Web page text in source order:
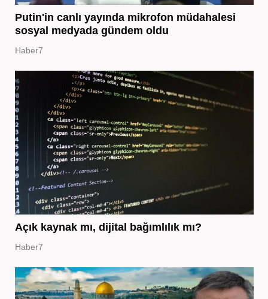
Putin'in canlı yayında mikrofon müdahalesi
sosyal medyada gündem oldu
Haber7
Açık kaynak mı, dijital bağımlılık mı?
Haber7